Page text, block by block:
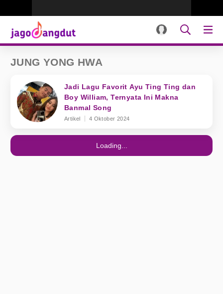
JUNG YONG HWA
Jadi Lagu Favorit Ayu Ting Ting dan
Boy William, Ternyata Ini Makna
Banmal Song
Artikel 4 Oktober 2024
Loading...